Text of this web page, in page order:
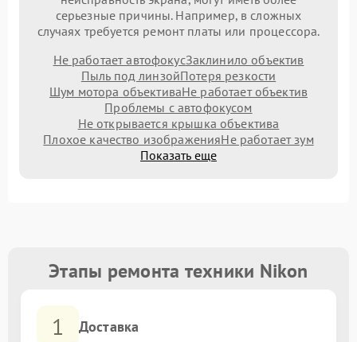
серьезные причины. Например, в сложных
случаях требуется ремонт платы или процессора.
Не работает автофокусЗаклинило объектив
Пыль под линзойПотеря резкости
Шум мотора объективаНе работает объектив
Проблемы с автофокусом
Не открывается крышка объектива
Плохое качество изображенияНе работает зум
Показать еще
Этапы ремонта техники Nikon
1 Доставка